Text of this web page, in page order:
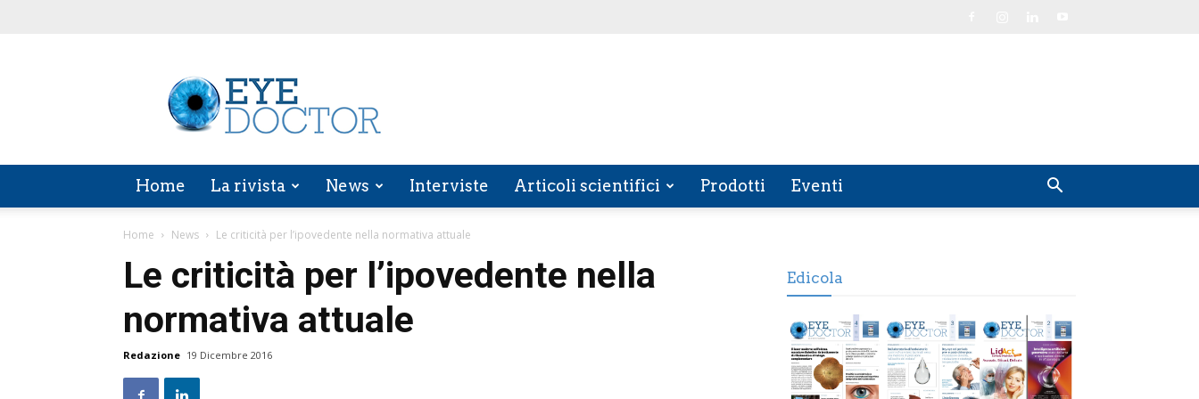
EYE
DOCTOR
Home La rivista News Interviste Articoli scientifici Prodotti Eventi
Home News Le criticità per l’ipovedente nella normativa attuale
Le criticità per l’ipovedente nella
normativa attuale
Redazione 19 Dicembre 2016
Edicola